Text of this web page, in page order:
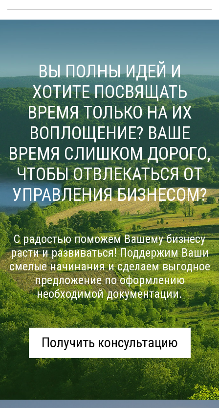
ВЫ ПОЛНЫ ИДЕЙ И
ХОТИТЕ ПОСВЯЩАТЬ
ВРЕМЯ ТОЛЬКО НА ИХ
ВОПЛОЩЕНИЕ? ВАШЕ
ВРЕМЯ СЛИШКОМ ДОРОГО,
ЧТОБЫ ОТВЛЕКАТЬСЯ ОТ
УПРАВЛЕНИЯ БИЗНЕСОМ?
С радостью поможем Вашему бизнесу
расти и развиваться! Поддержим Ваши
смелые начинания и сделаем выгодное
предложение по оформлению
необходимой документации.
Получить консультацию